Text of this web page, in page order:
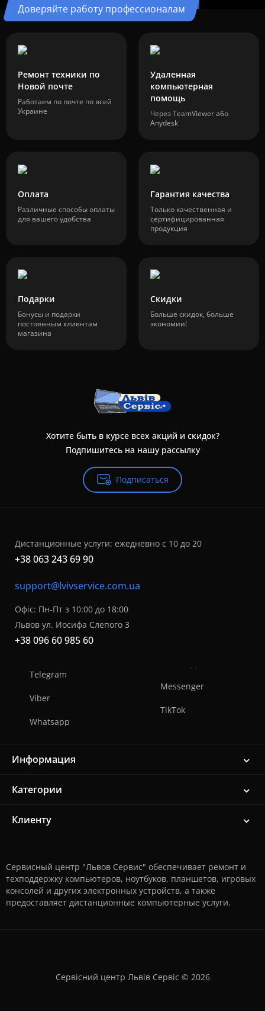
Доверяйте работу профессионалам
Ремонт техники по
Новой почте
Работаем по почте по всей
Украине
Удаленная
компьютерная
помощь
Через TeamViewer або
Anydesk
Оплата
Различные способы оплаты
для вашего удобства
Гарантия качества
Только качественная и
сертифицированная
продукция
Подарки
Бонусы и подарки
постоянным клиентам
магазина
Скидки
Больше скидок, больше
экономии!
Хотите быть в курсе всех акций и скидок?
Подпишитесь на нашу рассылку
Подписаться
Дистанционные услуги: ежедневно с 10 до 20
+38 063 243 69 90
support@lvivservice.com.ua
Офіс: Пн-Пт з 10:00 до 18:00
Львов ул. Иосифа Слепого 3
+38 096 60 985 60
Telegram
Viber
Whatsapp
Messenger
TikTok
Информация
Категории
Клиенту
Сервисный центр "Львов Сервис" обеспечивает ремонт и
техподдержку компьютеров, ноутбуков, планшетов, игровых
консолей и других электронных устройств, а также
предоставляет дистанционные компьютерные услуги.
Сервісний центр Львів Сервіс © 2026